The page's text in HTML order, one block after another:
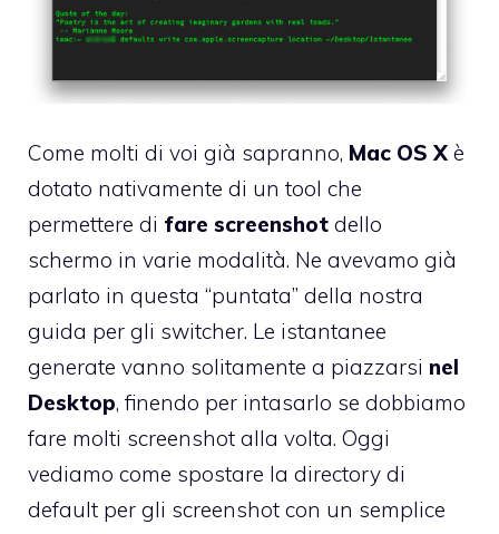
Come molti di voi già sapranno, Mac OS X è
dotato nativamente di un tool che
permettere di fare screenshot dello
schermo in varie modalità. Ne avevamo già
parlato in questa “puntata” della nostra
guida per gli switcher. Le istantanee
generate vanno solitamente a piazzarsi nel
Desktop, finendo per intasarlo se dobbiamo
fare molti screenshot alla volta. Oggi
vediamo come spostare la directory di
default per gli screenshot con un semplice